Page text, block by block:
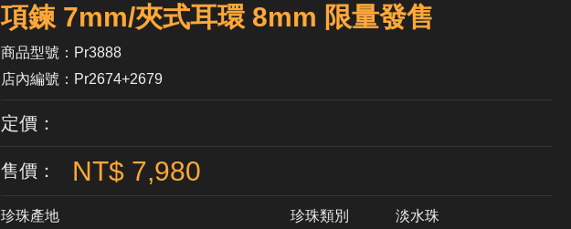
項鍊 7mm/夾式耳環 8mm 限量發售
商品型號：Pr3888
店內編號：Pr2674+2679
定價：
售價： NT$ 7,980
珍珠產地 珍珠類別 淡水珠